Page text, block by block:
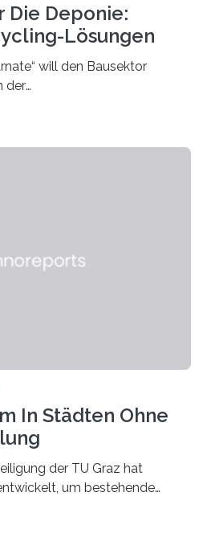
Die Deponie:
Lösungen
will den Bausektor
der
schwedischen
neue Baustoffe kreiert werden.
In Städten Ohne
der TU Graz hat
um bestehende
Weise